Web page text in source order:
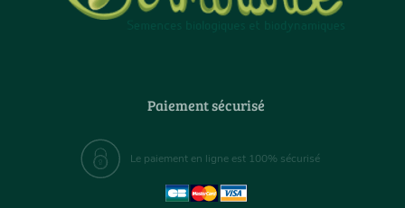
Paiement sécurisé
Le paiement en ligne est 100% sécurisé